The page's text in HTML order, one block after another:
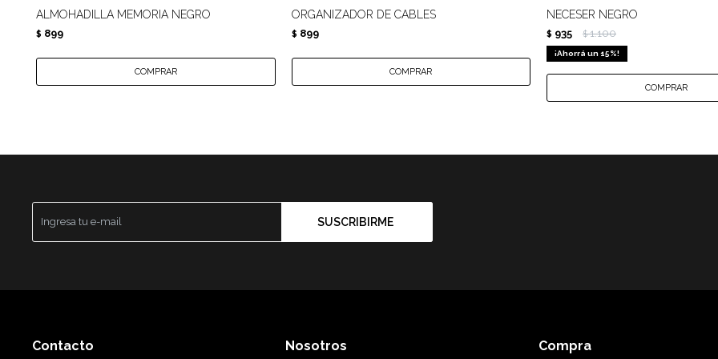
ALMOHADILLA MEMORIA NEGRO
$ 899
ORGANIZADOR DE CABLES
$ 899
NECESER NEGRO
$ 935 $ 1.100
15
SUSCRIBIRME
Contacto Nosotros Compra